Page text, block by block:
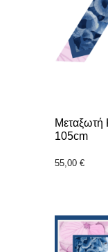
Μεταξωτή
105cm
55,00 €